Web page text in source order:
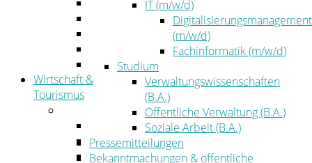
Kommunalaufsicht
Zahlen, Daten, Fakten
Wirtschaft &
Tourismus
Wirtschaftsförderung
Gewerbeflächen und Unternehmen
Arbeitgeberservice
IT (m/w/d)
Digitalisierungsmanagement
(m/w/d)
Fachinformatik (m/w/d)
Studium
Verwaltungswissenschaften
(B.A.)
Öffentliche Verwaltung (B.A.)
Soziale Arbeit (B.A.)
Pressemitteilungen
Bekanntmachungen & öffentliche